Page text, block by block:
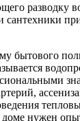
разводку
сантехники
бытового
нужен